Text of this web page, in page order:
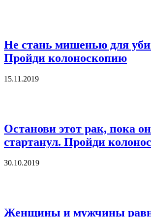
Не стань мишенью для
Пройди колоноскопию
15.11.2019
Останови этот рак, пока
стартанул. Пройди
30.10.2019
Женщины и мужчины